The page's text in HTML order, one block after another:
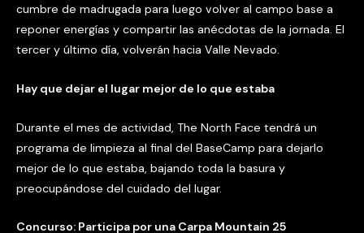
cumbre de madrugada para luego volver al campo base a
reponer energías y compartir las anécdotas de la jornada. El
tercer y último día, volverán hacia Valle Nevado.
Hay que dejar el lugar mejor de lo que estaba
Durante el mes de actividad, The North Face tendrá un
programa de limpieza al final del BaseCamp para dejarlo
mejor de lo que estaba, bajando toda la basura y
preocupándose del cuidado del lugar.
Concurso: Participa por una Carpa Mountain 25